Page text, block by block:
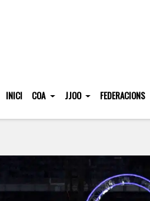
INICI COA JJOO FEDERACIONS